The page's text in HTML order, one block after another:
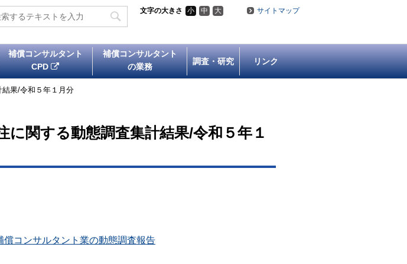
サイトマップ
文字の大きさ 小 中 大
補償コンサルタント
CPD
補償コンサルタント
の業務
調査・研究 リンク
果/令和５年１月分
に関する動態調査集計結果/令和５年１
償コンサルタント業の動態調査報告